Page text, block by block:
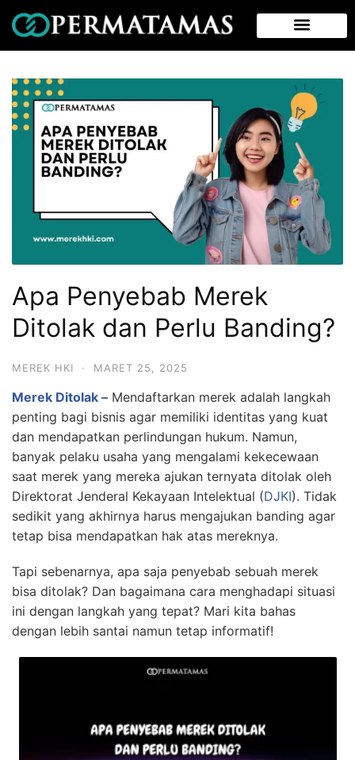
Apa Penyebab Merek
Ditolak dan Perlu Banding?
MEREK HKI · MARET 25, 2025
Merek Ditolak – Mendaftarkan merek adalah langkah
penting bagi bisnis agar memiliki identitas yang kuat
dan mendapatkan perlindungan hukum. Namun,
banyak pelaku usaha yang mengalami kekecewaan
saat merek yang mereka ajukan ternyata ditolak oleh
Direktorat Jenderal Kekayaan Intelektual (DJKI). Tidak
sedikit yang akhirnya harus mengajukan banding agar
tetap bisa mendapatkan hak atas mereknya.
Tapi sebenarnya, apa saja penyebab sebuah merek
bisa ditolak? Dan bagaimana cara menghadapi situasi
ini dengan langkah yang tepat? Mari kita bahas
dengan lebih santai namun tetap informatif!